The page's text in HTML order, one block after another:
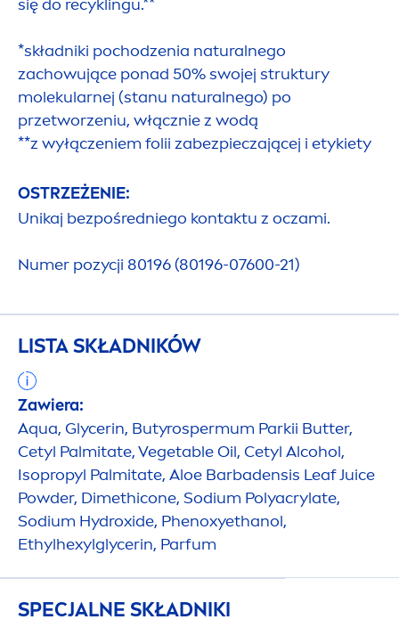
się do recyklingu.**
*składniki pochodzenia naturalnego
zachowujące ponad 50% swojej struktury
molekularnej (stanu naturalnego) po
przetworzeniu, włącznie z wodą
**z wyłączeniem folii zabezpieczającej i etykiety
OSTRZEŻENIE:
Unikaj bezpośredniego kontaktu z oczami.
Numer pozycji 80196 (80196-07600-21)
LISTA SKŁADNIKÓW
Zawiera:
Aqua, Glycerin, Butyrospermum Parkii Butter,
Cetyl Palmitate, Vegetable Oil, Cetyl Alcohol,
Isopropyl Palmitate, Aloe Barbadensis Leaf Juice
Powder, Dimethicone, Sodium Polyacrylate,
Sodium Hydroxide, Phenoxyethanol,
Ethylhexylglycerin, Parfum
SPECJALNE SKŁADNIKI